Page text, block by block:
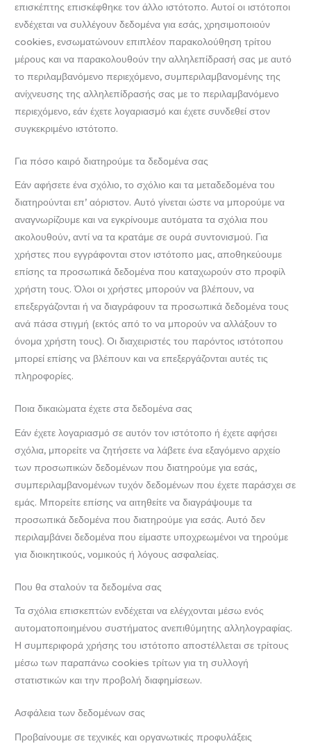
επισκέπτης επισκέφθηκε τον άλλο ιστότοπο. Αυτοί οι ιστότοποι
ενδέχεται να συλλέγουν δεδομένα για εσάς, χρησιμοποιούν
cookies, ενσωματώνουν επιπλέον παρακολούθηση τρίτου
μέρους και να παρακολουθούν την αλληλεπίδρασή σας με αυτό
το περιλαμβανόμενο περιεχόμενο, συμπεριλαμβανομένης της
ανίχνευσης της αλληλεπίδρασής σας με το περιλαμβανόμενο
περιεχόμενο, εάν έχετε λογαριασμό και έχετε συνδεθεί στον
συγκεκριμένο ιστότοπο.
Για πόσο καιρό διατηρούμε τα δεδομένα σας
Εάν αφήσετε ένα σχόλιο, το σχόλιο και τα μεταδεδομένα του
διατηρούνται επ’ αόριστον. Αυτό γίνεται ώστε να μπορούμε να
αναγνωρίζουμε και να εγκρίνουμε αυτόματα τα σχόλια που
ακολουθούν, αντί να τα κρατάμε σε ουρά συντονισμού. Για
χρήστες που εγγράφονται στον ιστότοπο μας, αποθηκεύουμε
επίσης τα προσωπικά δεδομένα που καταχωρούν στο προφίλ
χρήστη τους. Όλοι οι χρήστες μπορούν να βλέπουν, να
επεξεργάζονται ή να διαγράφουν τα προσωπικά δεδομένα τους
ανά πάσα στιγμή (εκτός από το να μπορούν να αλλάξουν το
όνομα χρήστη τους). Οι διαχειριστές του παρόντος ιστότοπου
μπορεί επίσης να βλέπουν και να επεξεργάζονται αυτές τις
πληροφορίες.
Ποια δικαιώματα έχετε στα δεδομένα σας
Εάν έχετε λογαριασμό σε αυτόν τον ιστότοπο ή έχετε αφήσει
σχόλια, μπορείτε να ζητήσετε να λάβετε ένα εξαγόμενο αρχείο
των προσωπικών δεδομένων που διατηρούμε για εσάς,
συμπεριλαμβανομένων τυχόν δεδομένων που έχετε παράσχει σε
εμάς. Μπορείτε επίσης να αιτηθείτε να διαγράψουμε τα
προσωπικά δεδομένα που διατηρούμε για εσάς. Αυτό δεν
περιλαμβάνει δεδομένα που είμαστε υποχρεωμένοι να τηρούμε
για διοικητικούς, νομικούς ή λόγους ασφαλείας.
Που θα σταλούν τα δεδομένα σας
Τα σχόλια επισκεπτών ενδέχεται να ελέγχονται μέσω ενός
αυτοματοποιημένου συστήματος ανεπιθύμητης αλληλογραφίας.
Η συμπεριφορά χρήσης του ιστότοπο αποστέλλεται σε τρίτους
μέσω των παραπάνω cookies τρίτων για τη συλλογή
στατιστικών και την προβολή διαφημίσεων.
Ασφάλεια των δεδομένων σας
Προβαίνουμε σε τεχνικές και οργανωτικές προφυλάξεις